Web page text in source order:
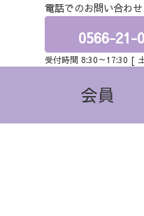
電話でのお問い合わせ
0566-21-
受付時間 8:30～17:30 [
会員